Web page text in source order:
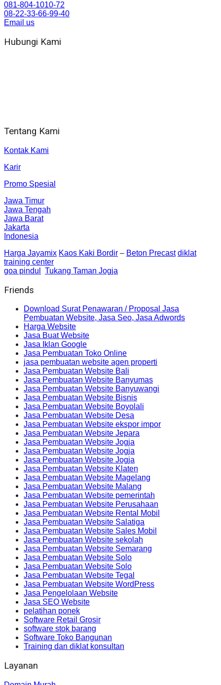
081-804-1010-72
08-22-33-66-99-40
Email us
Hubungi Kami
Tentang Kami
Kontak Kami
Karir
Promo Spesial
Jawa Timur
Jawa Tengah
Jawa Barat
Jakarta
Indonesia
Harga Jayamix Kaos Kaki Bordir – Beton Precast diklat
training center
goa pindul
Tukang Taman Jogja
Friends
Download Surat Penawaran / Proposal Jasa
Pembuatan Website, Jasa Seo, Jasa Adwords
Harga Website
Jasa Buat Website
Jasa Iklan Google
Jasa Pembuatan Toko Online
jasa pembuatan website agen properti
Jasa Pembuatan Website Bali
Jasa Pembuatan Website Banyumas
Jasa Pembuatan Website Banyuwangi
Jasa Pembuatan Website Bisnis
Jasa Pembuatan Website Boyolali
Jasa Pembuatan Website Desa
Jasa Pembuatan Website ekspor impor
Jasa Pembuatan Website Jepara
Jasa Pembuatan Website Jogja
Jasa Pembuatan Website Jogja
Jasa Pembuatan Website Jogja
Jasa Pembuatan Website Klaten
Jasa Pembuatan Website Magelang
Jasa Pembuatan Website Malang
Jasa Pembuatan Website pemerintah
Jasa Pembuatan Website Perusahaan
Jasa Pembuatan Website Rental Mobil
Jasa Pembuatan Website Salatiga
Jasa Pembuatan Website Sales Mobil
Jasa Pembuatan Website sekolah
Jasa Pembuatan Website Semarang
Jasa Pembuatan Website Solo
Jasa Pembuatan Website Solo
Jasa Pembuatan Website Tegal
Jasa Pembuatan Website WordPress
Jasa Pengelolaan Website
Jasa SEO Website
pelatihan ponek
Software Retail Grosir
software stok barang
Software Toko Bangunan
Training dan diklat konsultan
Layanan